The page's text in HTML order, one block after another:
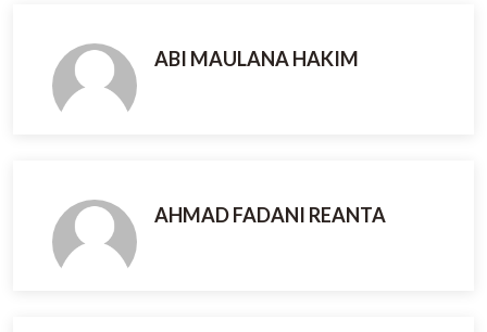
ABI MAULANA HAKIM
AHMAD FADANI REANTA